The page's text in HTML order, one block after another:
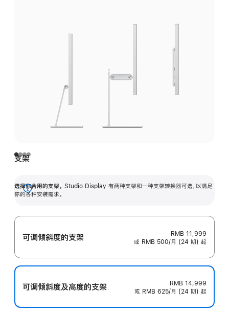
支架
选择你合用的支架。 Studio Display 有两种支架和一种支架转换器可选，以满足
你的各种安装需求。
展
可调倾斜度的支架
RMB 11,999
或 RMB 500/月 (24 期) 起
可调倾斜度及高‍度的支‍架
RMB 14,999
或 RMB 625/月 (24 期) 起